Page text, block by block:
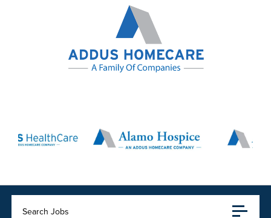
Search Jobs